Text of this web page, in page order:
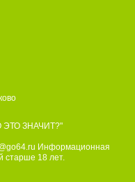
ЭТО ЗНАЧИТ?"
Информационная
старше 18 лет.